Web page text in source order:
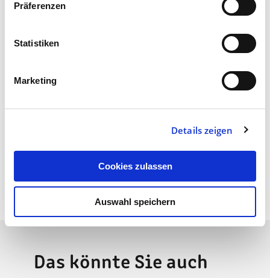
Präferenzen
Statistiken
Marketing
Details zeigen
Cookies zulassen
Auswahl speichern
Artikel teilen:
Das könnte Sie auch